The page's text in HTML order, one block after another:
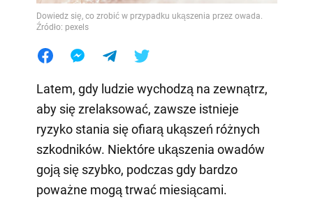
Dowiedz się, co zrobić w przypadku ukąszenia przez owada.
Źródło: pexels
Latem, gdy ludzie wychodzą na zewnątrz,
aby się zrelaksować, zawsze istnieje
ryzyko stania się ofiarą ukąszeń różnych
szkodników. Niektóre ukąszenia owadów
goją się szybko, podczas gdy bardzo
poważne mogą trwać miesiącami.